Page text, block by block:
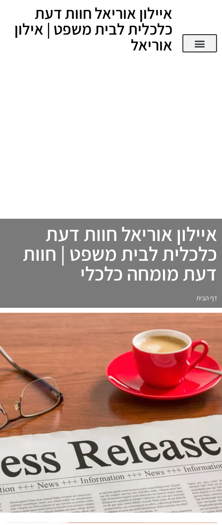
איילון אוריאל חוות דעת
כלכלית לבית משפט | אילון
אוריאל
איילון אוריאל חוות דעת
כלכלית לבית משפט | חוות
דעת מומחה כלכלי
דף הבית